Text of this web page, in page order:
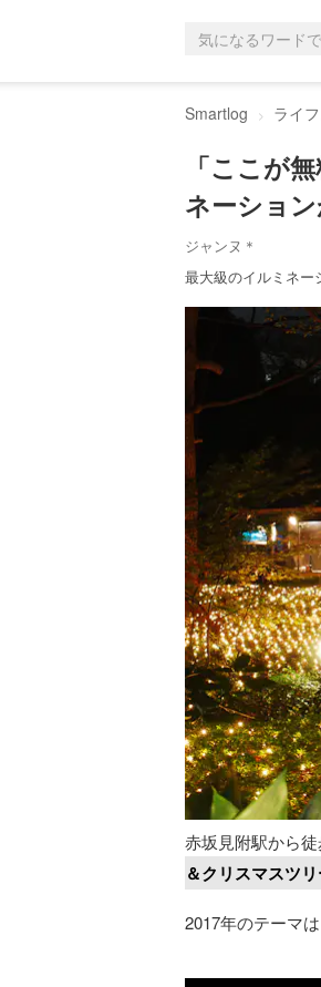
Smartlog ライ
「ここが
ネーショ
ジャンヌ＊
最大級のイルミネー
赤坂見附駅から
＆クリスマスツ
2017年のテーマ